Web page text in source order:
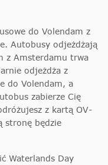
do Volendam z
Autobusy odjeżdżają
z Amsterdamu trwa
odjeżdża z
do Volendam, a
zabierze Cię
z kartą OV-
stronę będzie
Waterlands Day